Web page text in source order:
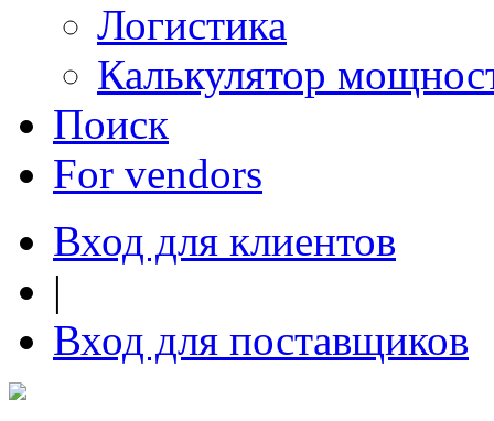
Логистика
Калькулятор
Поиск
For vendors
Вход для клиентов
|
Вход для поставщиков